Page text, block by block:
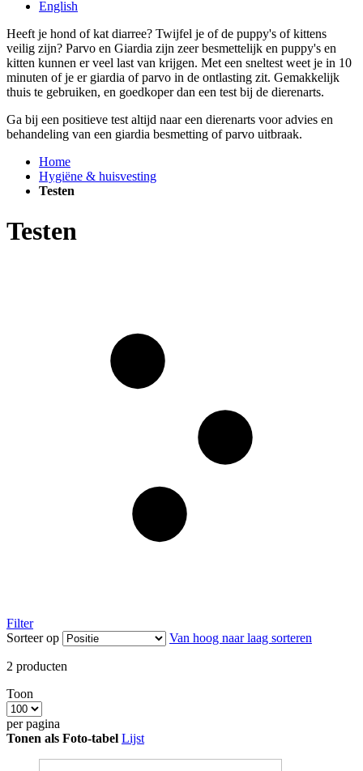
English
Heeft je hond of kat diarree? Twijfel je of de puppy's of kittens
veilig zijn? Parvo en Giardia zijn zeer besmettelijk en puppy's en
kitten kunnen er veel last van krijgen. Met een sneltest weet je in 10
minuten of je er giardia of parvo in de ontlasting zit. Gemakkelijk
thuis te gebruiken, en goedkoper dan een test bij de dierenarts.
Ga bij een positieve test altijd naar een dierenarts voor advies en
behandeling van een giardia besmetting of parvo uitbraak.
Home
Hygiëne & huisvesting
Testen
Testen
Filter
Sorteer op
Van hoog naar laag sorteren
2 producten
Toon
per pagina
Tonen als Foto-tabel Lijst